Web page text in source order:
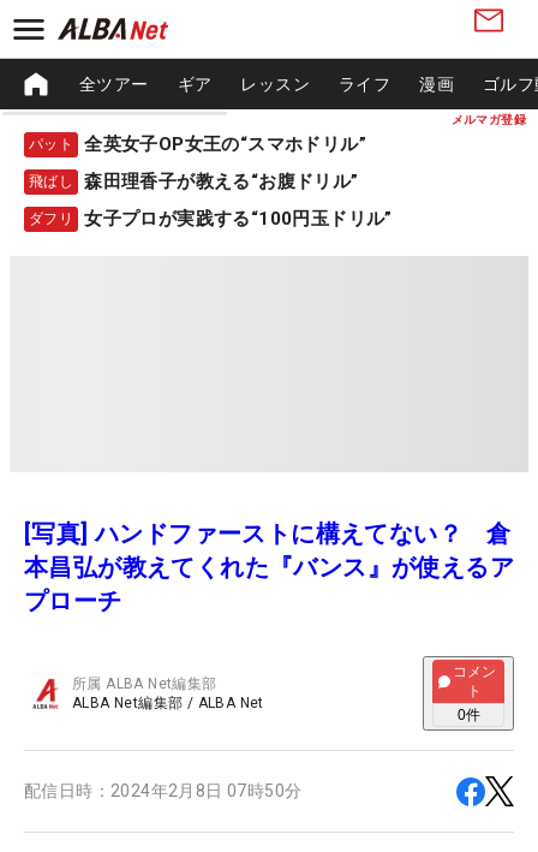
メルマガ登録
全ツアー ギア レッスン ライフ 漫画 ゴル
パット 全英女子OP女王の“スマホドリル”
飛ばし 森田理香子が教える“お腹ドリル”
ダフリ 女子プロが実践する“100円玉ドリル”
[写真] ハンドファーストに構えてない？ 倉
本昌弘が教えてくれた『バンス』が使えるア
プローチ
所属ALBA Net編集部
ALBA Net編集部 / ALBA Net
コメン
ト
0件
配信日時： 2024年2月8日 07時50分